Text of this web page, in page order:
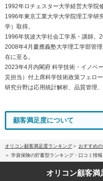
1992年ロチェスター大学経営大学院
1996年東京工業大学大学院理工学研
学）取得。
1996年筑波大学社会工学系・講師。
2008年4月慶應義塾大学理工学部管
在に至る。
2023年4月内閣府 科学技術・イノベ
災担当）付上席科学技術政策フェロー
研究分野は応用統計解析、品質管理、
顧客満足度について
オリコン顧客満足度ランキング おすすめ
学資保険の貯蓄型ランキング・口コミ情報
オリコン顧客満